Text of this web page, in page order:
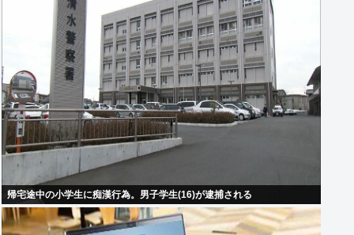
帰宅途中の小学生に痴漢行為。男子学生(16)が逮捕される